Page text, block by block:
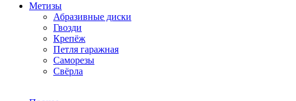
Метизы
Абразивные диски
Гвозди
Крепёж
Петля гаражная
Саморезы
Свёрла